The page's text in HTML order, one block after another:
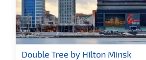
Double Tree by Hilton Minsk